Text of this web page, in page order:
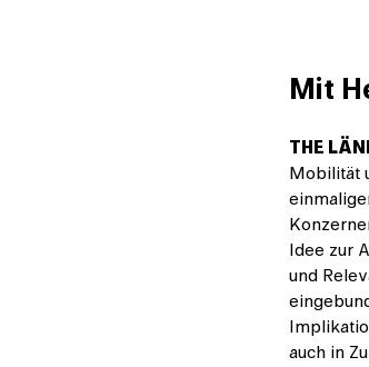
Mit
THE
Mobilität
Idee zur
und
auch in